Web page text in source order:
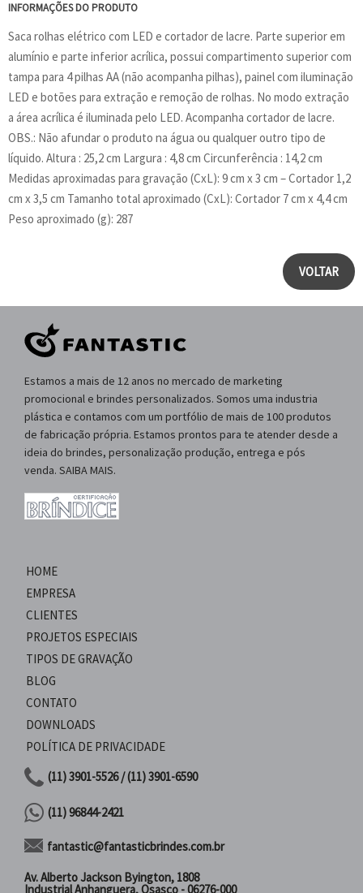
INFORMAÇÕES DO PRODUTO
Saca rolhas elétrico com LED e cortador de lacre. Parte superior em
alumínio e parte inferior acrílica, possui compartimento superior com
tampa para 4 pilhas AA (não acompanha pilhas), painel com iluminação
LED e botões para extração e remoção de rolhas. No modo extração
a área acrílica é iluminada pelo LED. Acompanha cortador de lacre.
OBS.: Não afundar o produto na água ou qualquer outro tipo de
líquido. Altura : 25,2 cm Largura : 4,8 cm Circunferência : 14,2 cm
Medidas aproximadas para gravação (CxL): 9 cm x 3 cm – Cortador 1,2
cm x 3,5 cm Tamanho total aproximado (CxL): Cortador 7 cm x 4,4 cm
Peso aproximado (g): 287
VOLTAR
Estamos a mais de 12 anos no mercado de marketing
promocional e brindes personalizados. Somos uma industria
plástica e contamos com um portfólio de mais de 100 produtos
de fabricação própria. Estamos prontos para te atender desde a
ideia do brindes, personalização produção, entrega e pós
venda. SAIBA MAIS.
HOME
EMPRESA
CLIENTES
PROJETOS ESPECIAIS
TIPOS DE GRAVAÇÃO
BLOG
CONTATO
DOWNLOADS
POLÍTICA DE PRIVACIDADE
(11) 3901-5526 / (11) 3901-6590
(11) 96844-2421
fantastic@fantasticbrindes.com.br
Av. Alberto Jackson Byington, 1808
Industrial Anhanguera, Osasco - 06276-000